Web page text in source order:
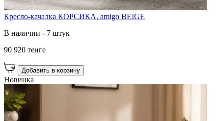
Кресло-качалка КОРСИКА, amigo BEIGE
В наличии - 7 штук
90 920 тенге
Добавить в корзину
Новинка